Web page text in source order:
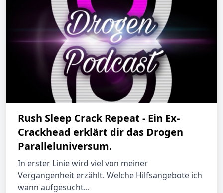
Rush Sleep Crack Repeat - Ein Ex-
Crackhead erklärt dir das Drogen
Paralleluniversum.
In erster Linie wird viel von meiner
Vergangenheit erzählt. Welche Hilfsangebote ich
wann aufgesucht...